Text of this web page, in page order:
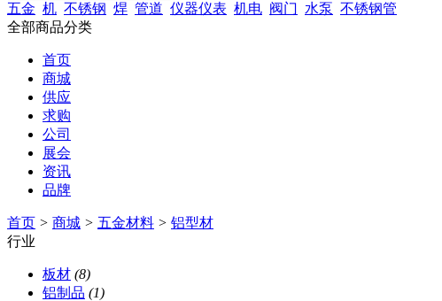
五金 机 不锈钢 焊 管道 仪器仪表 机电 阀门 水泵 不锈钢管
全部商品分类
首页
商城
供应
求购
公司
展会
资讯
品牌
首页 > 商城 > 五金材料 > 铝型材
行业
板材 (8)
铝制品 (1)